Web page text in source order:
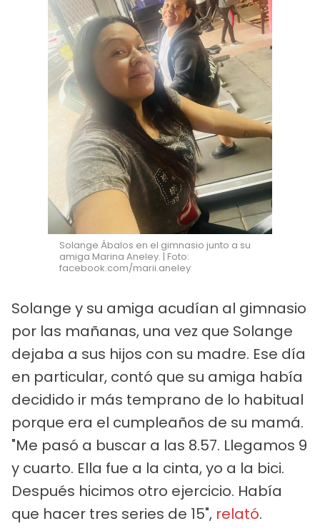
Solange Ábalos en el gimnasio junto a su
amiga Marina Aneley. | Foto:
facebook.com/marii.aneley
Solange y su amiga acudían al gimnasio
por las mañanas, una vez que Solange
dejaba a sus hijos con su madre. Ese día
en particular, contó que su amiga había
decidido ir más temprano de lo habitual
porque era el cumpleaños de su mamá.
"Me pasó a buscar a las 8.57. Llegamos 9
y cuarto. Ella fue a la cinta, yo a la bici.
Después hicimos otro ejercicio. Había
que hacer tres series de 15", relató.